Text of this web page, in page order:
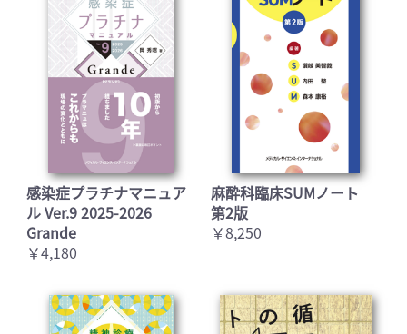
感染症プラチナマニュア
ル Ver.9 2025-2026
Grande
￥4,180
麻酔科臨床SUMノート
第2版
￥8,250